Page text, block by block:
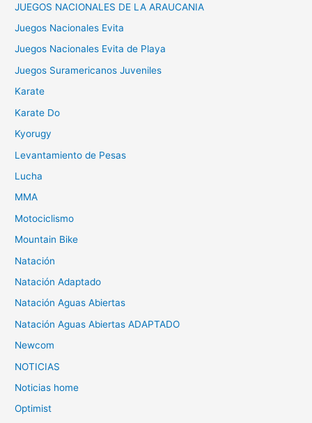
JUEGOS NACIONALES DE LA ARAUCANIA
Juegos Nacionales Evita
Juegos Nacionales Evita de Playa
Juegos Suramericanos Juveniles
Karate
Karate Do
Kyorugy
Levantamiento de Pesas
Lucha
MMA
Motociclismo
Mountain Bike
Natación
Natación Adaptado
Natación Aguas Abiertas
Natación Aguas Abiertas ADAPTADO
Newcom
NOTICIAS
Noticias home
Optimist